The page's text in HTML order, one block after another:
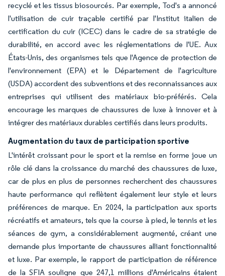
recyclé et les tissus biosourcés. Par exemple, Tod's a annoncé
l'utilisation de cuir traçable certifié par l'Institut italien de
certification du cuir (ICEC) dans le cadre de sa stratégie de
durabilité, en accord avec les réglementations de l'UE. Aux
États-Unis, des organismes tels que l'Agence de protection de
l'environnement (EPA) et le Département de l'agriculture
(USDA) accordent des subventions et des reconnaissances aux
entreprises qui utilisent des matériaux bio-préférés. Cela
encourage les marques de chaussures de luxe à innover et à
intégrer des matériaux durables certifiés dans leurs produits.
Augmentation du taux de participation sportive
L'intérêt croissant pour le sport et la remise en forme joue un
rôle clé dans la croissance du marché des chaussures de luxe,
car de plus en plus de personnes recherchent des chaussures
haute performance qui reflètent également leur style et leurs
préférences de marque. En 2024, la participation aux sports
récréatifs et amateurs, tels que la course à pied, le tennis et les
séances de gym, a considérablement augmenté, créant une
demande plus importante de chaussures alliant fonctionnalité
et luxe. Par exemple, le rapport de participation de référence
de la SFIA souligne que 247,1 millions d'Américains étaient